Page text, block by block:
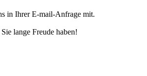
in Ihrer E-mail-Anfrage mit.
lange Freude haben!